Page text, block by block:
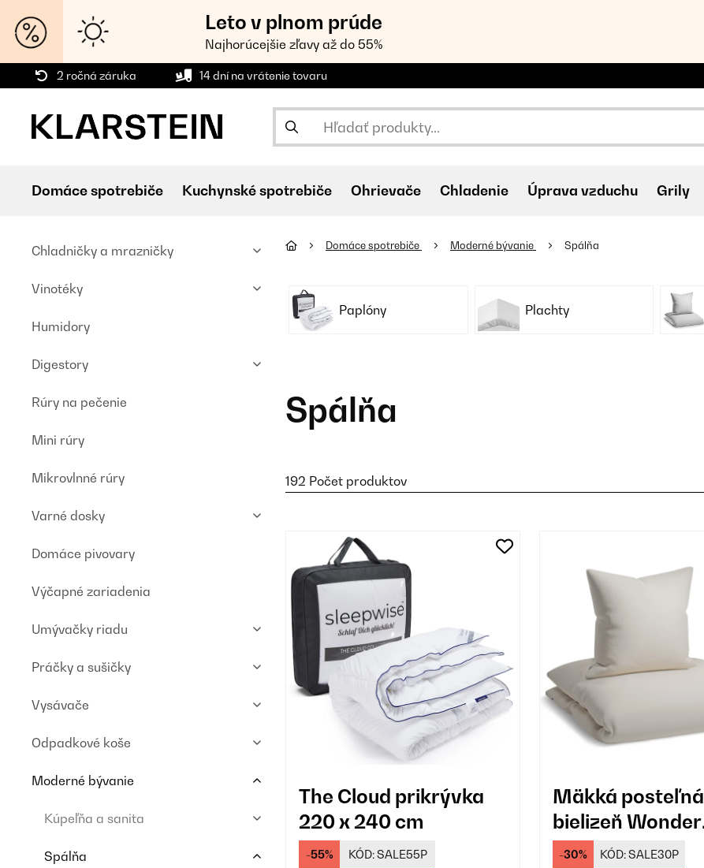
Leto v plnom prúde
Najhorúcejšie zľavy až do 55%
2 ročná záruka 14 dní na vrátenie tovaru
Domáce spotrebiče Kuchynské spotrebiče Ohrievače Chladenie Úprava vzduchu Grily
Chladničky a mrazničky
Vinotéky
Humidory
Digestory
Rúry na pečenie
Mini rúry
Mikrovlnné rúry
Varné dosky
Domáce pivovary
Výčapné zariadenia
Umývačky riadu
Práčky a sušičky
Vysávače
Odpadkové koše
Moderné bývanie
Kúpeľňa a sanita
Spálňa
Domáce spotrebiče Moderné bývanie Spálňa
Paplóny Plachty
Spálňa
192 Počet produktov
The Cloud prikrývka
220 x 240 cm
-55% KÓD: SALE55P
Mäkká posteľná
bielizeň Wonder
Edition
-30% KÓD:SALE30P